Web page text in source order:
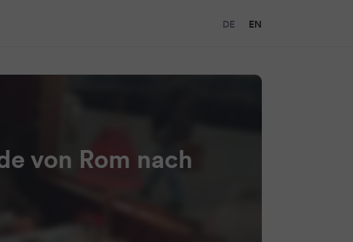
DE EN
von Rom nach